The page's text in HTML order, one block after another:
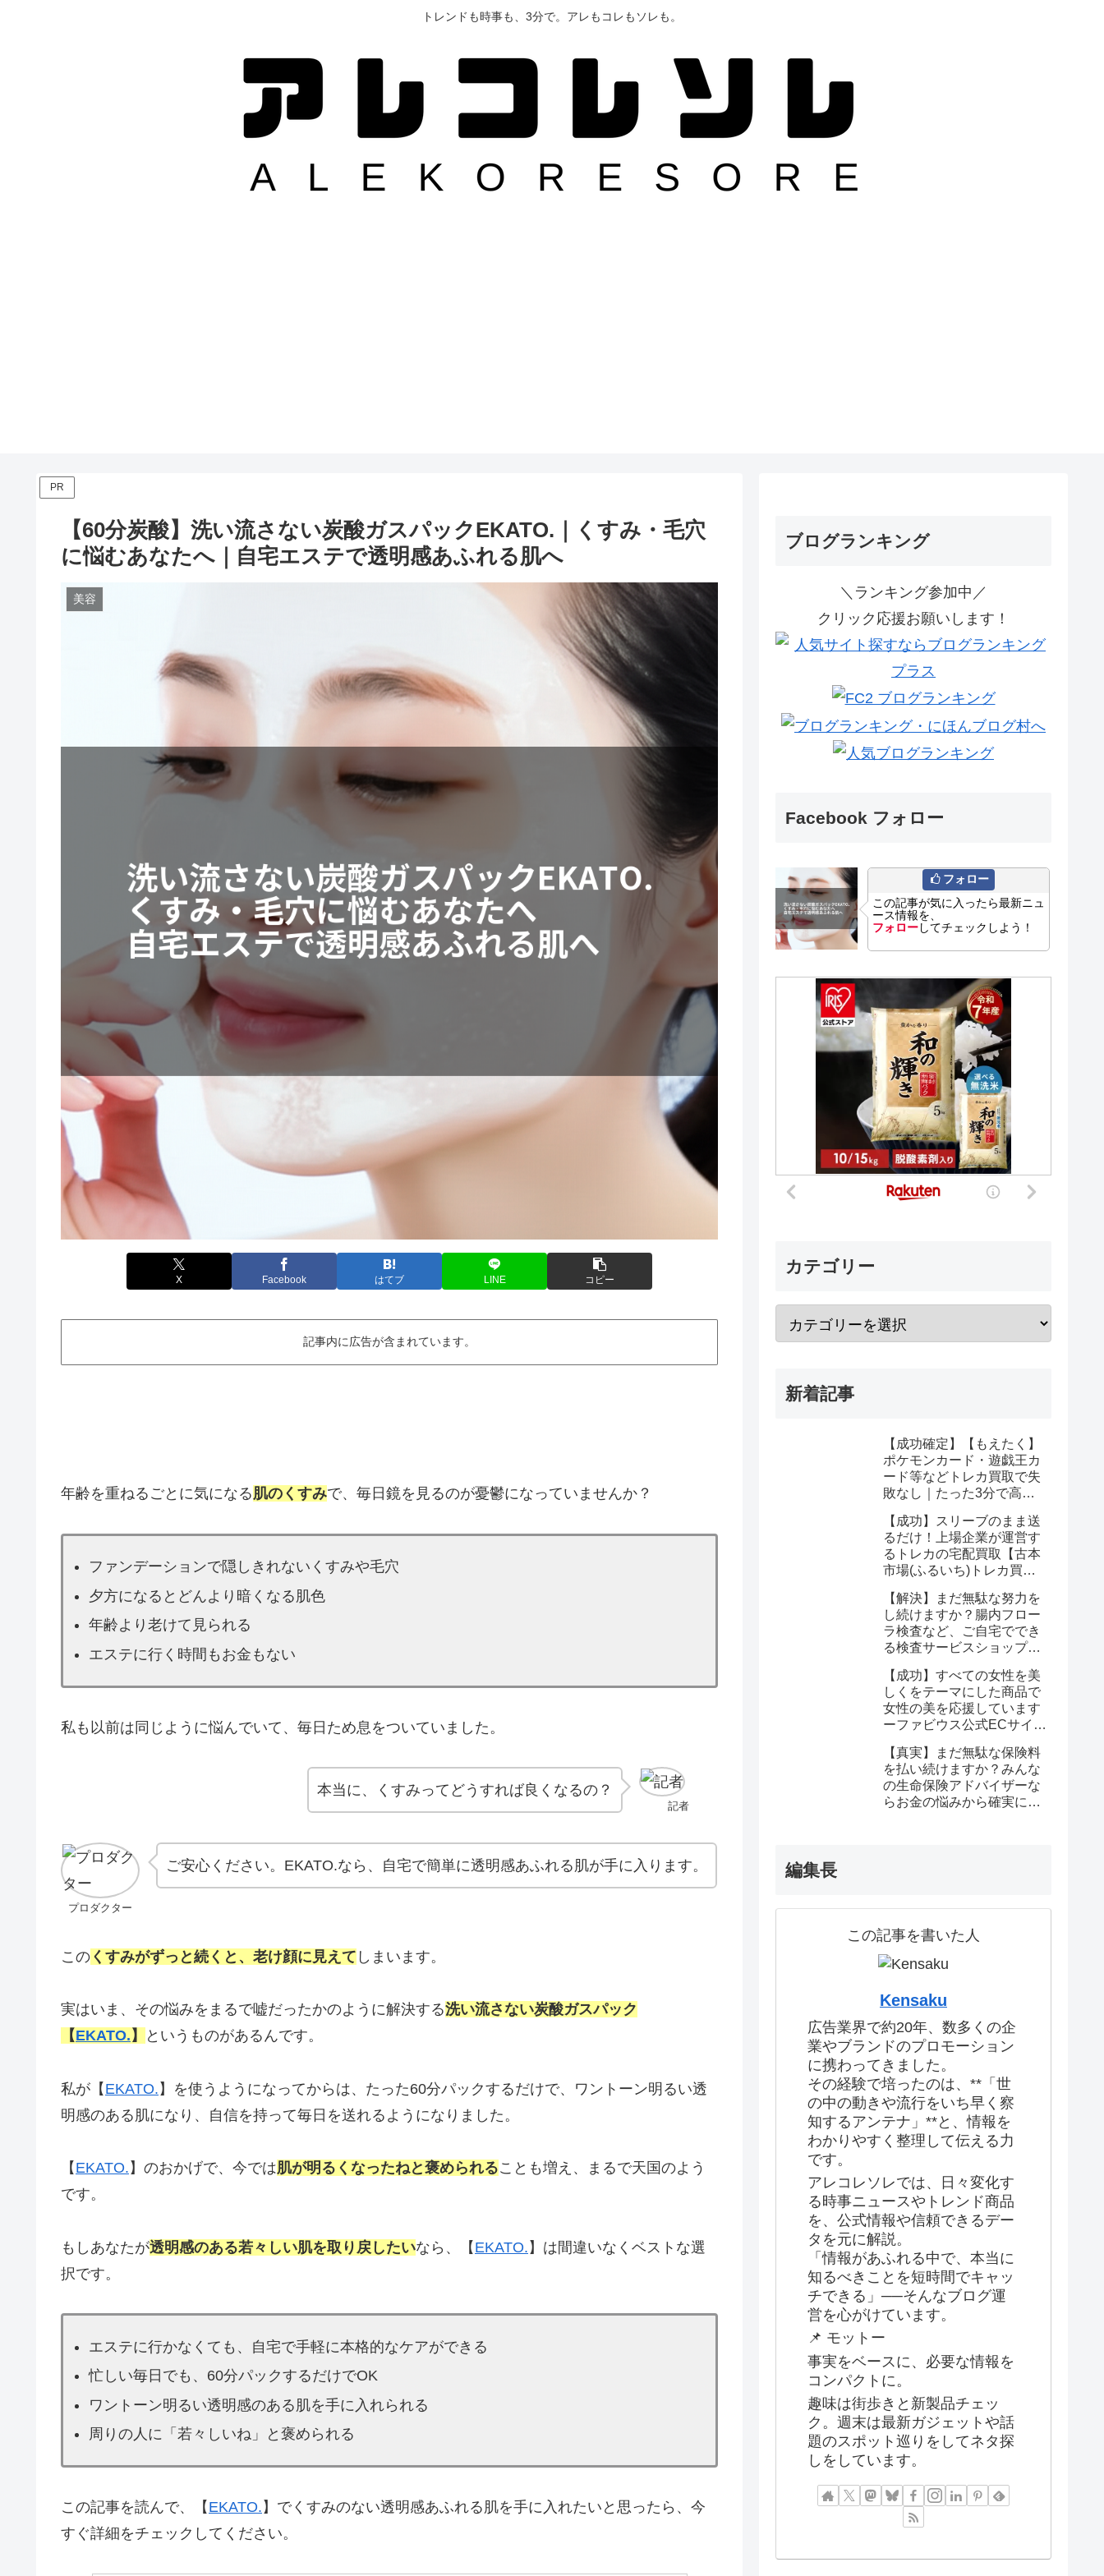
トレンドも時事も、3分で。アレもコレもソレも。
PR
【60分炭酸】洗い流さない炭酸ガスパックEKATO.｜くすみ・毛穴
に悩むあなたへ｜自宅エステで透明感あふれる肌へ
美容
X Facebook はてブ LINE コピー
記事内に広告が含まれています。
年齢を重ねるごとに気になる肌のくすみで、毎日鏡を見るのが憂鬱になっていませんか？
ファンデーションで隠しきれないくすみや毛穴
夕方になるとどんより暗くなる肌色
年齢より老けて見られる
エステに行く時間もお金もない
私も以前は同じように悩んでいて、毎日ため息をついていました。
記者
本当に、くすみってどうすれば良くなるの？
プロダクター
ご安心ください。EKATO.なら、自宅で簡単に透明感あふれる肌が手に入ります。
この くすみがずっと続くと、老け顔に見えて しまいます。
実はいま、その悩みをまるで嘘だったかのように解決する洗い流さない炭酸ガスパック
【EKATO. 】 というものがあるんです。
私が【 EKATO. 】を使うようになってからは、たった60分パックするだけで、ワントーン明るい透
明感のある肌になり、自信を持って毎日を送れるようになりました。
【 EKATO. 】のおかげで、今では肌が明るくなったねと褒められることも増え、まるで天国のよう
です。
もしあなたが透明感のある若々しい肌を取り戻したいなら、【 EKATO. 】は間違いなくベストな選
択です。
エステに行かなくても、自宅で手軽に本格的なケアができる
忙しい毎日でも、60分パックするだけでOK
ワントーン明るい透明感のある肌を手に入れられる
周りの人に「若々しいね」と褒められる
この記事を読んで、【 EKATO. 】でくすみのない透明感あふれる肌を手に入れたいと思ったら、今
すぐ詳細をチェックしてください。
ブログランキング
＼ランキング参加中／
クリック応援お願いします！
Facebook フォロー
フォロー
この記事が気に入ったら最新ニュ
ース情報を、
フォローしてチェックしよう！
カテゴリー
新着記事
【成功確定】【もえたく】
ポケモンカード・遊戯王カ
ード等などトレカ買取で失
敗なし｜たった3分で高価
【成功】スリーブのまま送
るだけ！上場企業が運営す
るトレカの宅配買取【古本
市場(ふるいち)トレカ買
みが解決する
【解決】まだ無駄な努力を
し続けますか？腸内フロー
ラ検査など、ご自宅ででき
る検査サービスショップ
ならたった1回で驚くほど
簡単に悩みが解消する事実
【成功】すべての女性を美
しくをテーマにした商品で
女性の美を応援しています
ーファビウス公式ECサイト
クション金賞の秘密を公開
【真実】まだ無駄な保険料
を払い続けますか？みんな
の生命保険アドバイザーな
らお金の悩みから確実に解
編集長
この記事を書いた人
Kensaku
広告業界で約20年、数多くの企
業やブランドのプロモーション
に携わってきました。
その経験で培ったのは、**「世
の中の動きや流行をいち早く察
知するアンテナ」**と、情報を
わかりやすく整理して伝える力
です。
アレコレソレでは、日々変化す
る時事ニュースやトレンド商品
を、公式情報や信頼できるデー
タを元に解説。
「情報があふれる中で、本当に
知るべきことを短時間でキャッ
チできる」──そんなブログ運
営を心がけています。
📌 モットー
事実をベースに、必要な情報を
コンパクトに。
趣味は街歩きと新製品チェッ
ク。週末は最新ガジェットや話
題のスポット巡りをしてネタ探
しをしています。